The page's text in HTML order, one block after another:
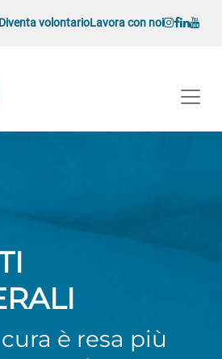
Diventa volontarioLavora con noi
è resa più